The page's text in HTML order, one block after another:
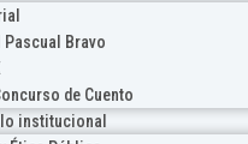
Bravo
de Cuento
institucional